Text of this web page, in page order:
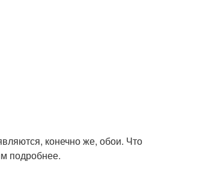
конечно же, обои. Что
подробнее.